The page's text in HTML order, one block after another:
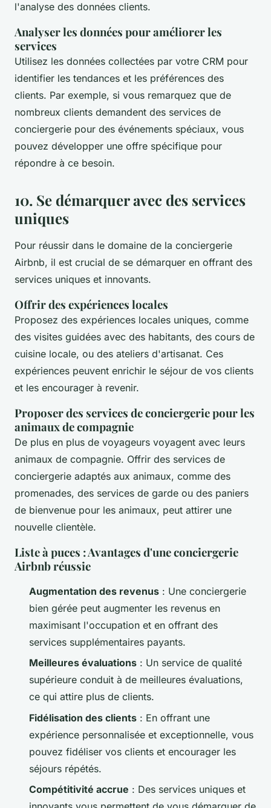
l'analyse des données clients.
Analyser les données pour améliorer les
services
Utilisez les données collectées par votre CRM pour
identifier les tendances et les préférences des
clients. Par exemple, si vous remarquez que de
nombreux clients demandent des services de
conciergerie pour des événements spéciaux, vous
pouvez développer une offre spécifique pour
répondre à ce besoin.
10. Se démarquer avec des services
uniques
Pour réussir dans le domaine de la conciergerie
Airbnb, il est crucial de se démarquer en offrant des
services uniques et innovants.
Offrir des expériences locales
Proposez des expériences locales uniques, comme
des visites guidées avec des habitants, des cours de
cuisine locale, ou des ateliers d'artisanat. Ces
expériences peuvent enrichir le séjour de vos clients
et les encourager à revenir.
Proposer des services de conciergerie pour les
animaux de compagnie
De plus en plus de voyageurs voyagent avec leurs
animaux de compagnie. Offrir des services de
conciergerie adaptés aux animaux, comme des
promenades, des services de garde ou des paniers
de bienvenue pour les animaux, peut attirer une
nouvelle clientèle.
Liste à puces : Avantages d'une conciergerie
Airbnb réussie
Augmentation des revenus : Une conciergerie
bien gérée peut augmenter les revenus en
maximisant l'occupation et en offrant des
services supplémentaires payants.
Meilleures évaluations : Un service de qualité
supérieure conduit à de meilleures évaluations,
ce qui attire plus de clients.
Fidélisation des clients : En offrant une
expérience personnalisée et exceptionnelle, vous
pouvez fidéliser vos clients et encourager les
séjours répétés.
Compétitivité accrue : Des services uniques et